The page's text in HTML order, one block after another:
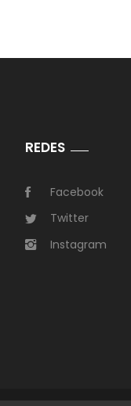
REDES
Facebook
Twitter
Instagram